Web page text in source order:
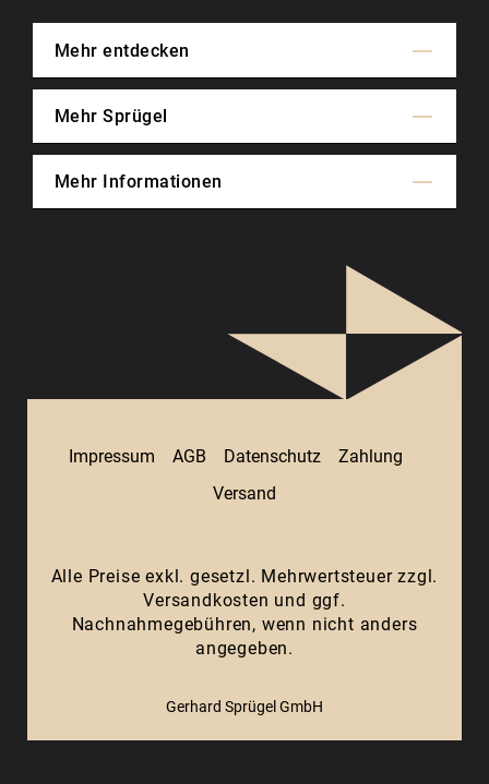
Mehr entdecken
Mehr Sprügel
Mehr Informationen
Impressum AGB Datenschutz
Zahlung
Versand
Alle Preise exkl. gesetzl. Mehrwertsteuer zzgl.
Versandkosten und ggf.
Nachnahmegebühren, wenn nicht anders
angegeben.
Gerhard Sprügel GmbH